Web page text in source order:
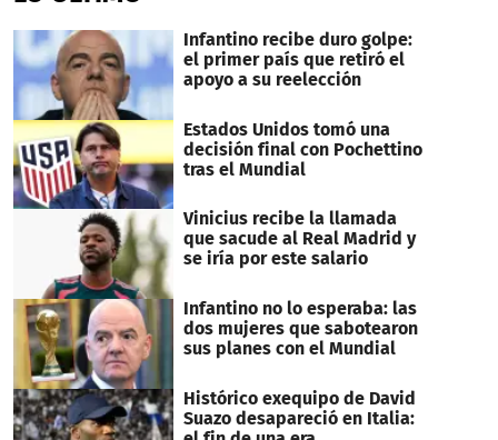
Infantino recibe duro golpe:
el primer país que retiró el
apoyo a su reelección
Estados Unidos tomó una
decisión final con Pochettino
tras el Mundial
Vinicius recibe la llamada
que sacude al Real Madrid y
se iría por este salario
Infantino no lo esperaba: las
dos mujeres que sabotearon
sus planes con el Mundial
Histórico exequipo de David
Suazo desapareció en Italia: